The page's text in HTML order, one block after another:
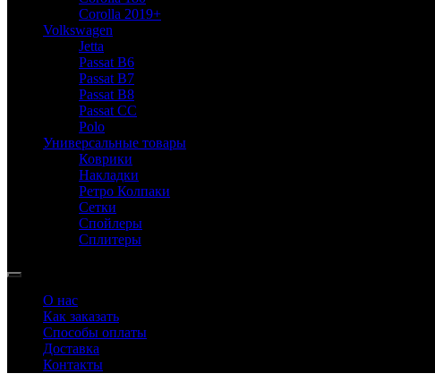
Corolla 2019+
Volkswagen
Jetta
Passat B6
Passat B7
Passat B8
Passat CC
Polo
Универсальные товары
Коврики
Накладки
Ретро Колпаки
Сетки
Спойлеры
Сплитеры
О нас
Как заказать
Способы оплаты
Доставка
Контакты